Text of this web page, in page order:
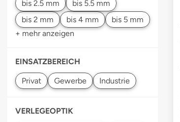
+ mehr anzeigen
EINSATZBEREICH
VERLEGEOPTIK